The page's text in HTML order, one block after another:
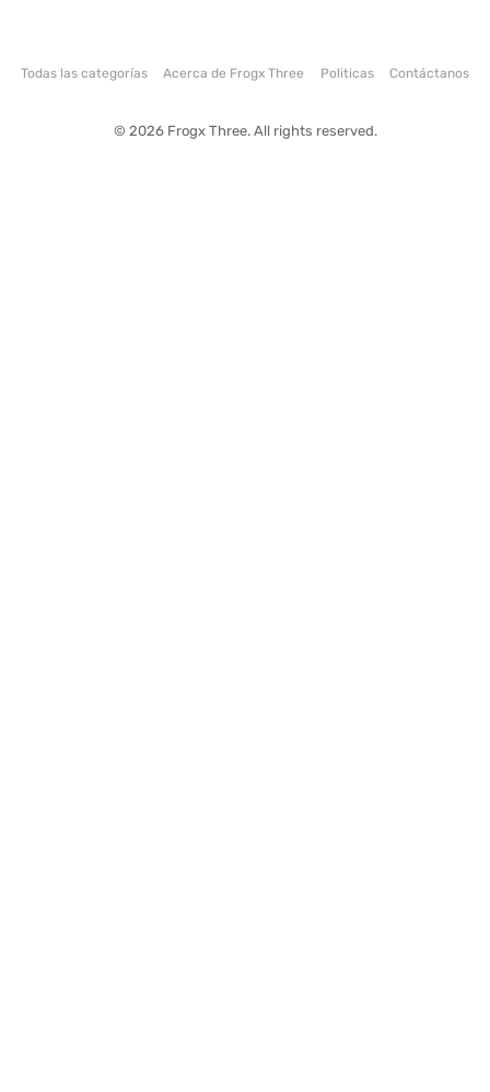
Todas las categorías Acerca de Frogx Three Politicas Contáctanos
© 2026 Frogx Three. All rights reserved.